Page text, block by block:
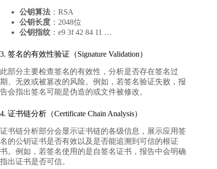
公钥算法 ：RSA
公钥长度 ：2048位
公钥指纹 ：e9 3f 42 84 11 …
3. 签名的有效性验证（Signature Validation）
此部分主要检查签名的有效性，分析是否存在签名过
期、无效或被篡改的风险。例如，若签名验证失败，报
告会指出签名可能是伪造的或文件被修改。
4. 证书链分析（Certificate Chain Analysis）
证书链分析部分会显示证书链的各级信息，展示应用签
名的公钥证书是否有效以及是否能追溯到可信的根证
书。例如，若签名使用的是自签名证书，报告中会明确
指出证书是否可信。